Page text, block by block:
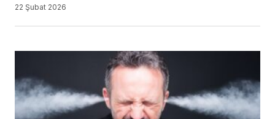
22 Şubat 2026